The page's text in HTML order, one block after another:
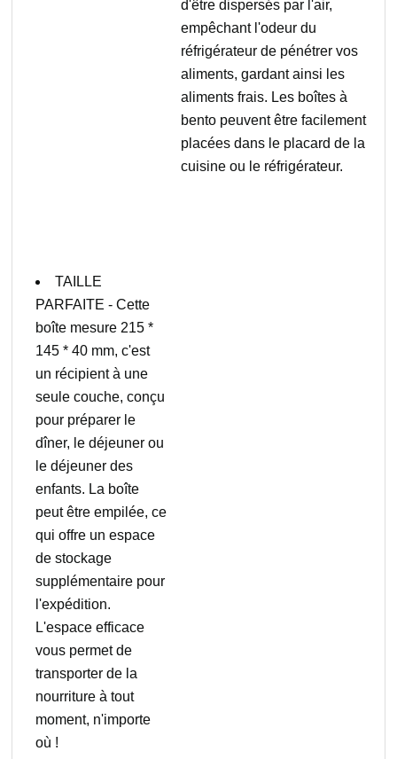
d'être dispersés par l'air,
empêchant l'odeur du
réfrigérateur de pénétrer vos
aliments, gardant ainsi les
aliments frais. Les boîtes à
bento peuvent être facilement
placées dans le placard de la
cuisine ou le réfrigérateur.
TAILLE
PARFAITE - Cette
boîte mesure 215 *
145 * 40 mm, c'est
un récipient à une
seule couche, conçu
pour préparer le
dîner, le déjeuner ou
le déjeuner des
enfants. La boîte
peut être empilée, ce
qui offre un espace
de stockage
supplémentaire pour
l'expédition.
L'espace efficace
vous permet de
transporter de la
nourriture à tout
moment, n'importe
où !